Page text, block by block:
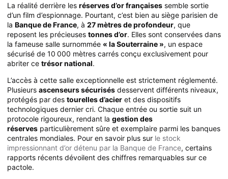
La réalité derrière les réserves d’or françaises semble sortie
d’un film d’espionnage. Pourtant, c’est bien au siège parisien de
la Banque de France, à 27 mètres de profondeur, que
reposent les précieuses tonnes d’or. Elles sont conservées dans
la fameuse salle surnommée « la Souterraine », un espace
sécurisé de 10 000 mètres carrés conçu exclusivement pour
abriter ce trésor national.
L’accès à cette salle exceptionnelle est strictement réglementé.
Plusieurs ascenseurs sécurisés desservent différents niveaux,
protégés par des tourelles d’acier et des dispositifs
technologiques dernier cri. Chaque entrée ou sortie suit un
protocole rigoureux, rendant la gestion des
réserves particulièrement sûre et exemplaire parmi les banques
centrales mondiales. Pour en savoir plus sur le stock
impressionnant d’or détenu par la Banque de France, certains
rapports récents dévoilent des chiffres remarquables sur ce
pactole.